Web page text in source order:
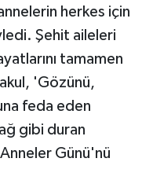
herkes için
Şehit aileleri
tamamen
'Gözünü,
feda eden
gibi duran
Günü'nü